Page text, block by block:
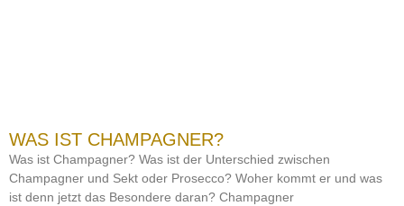
WAS IST CHAMPAGNER?
Was ist Champagner? Was ist der Unterschied zwischen
Champagner und Sekt oder Prosecco? Woher kommt er und was
ist denn jetzt das Besondere daran? Champagner